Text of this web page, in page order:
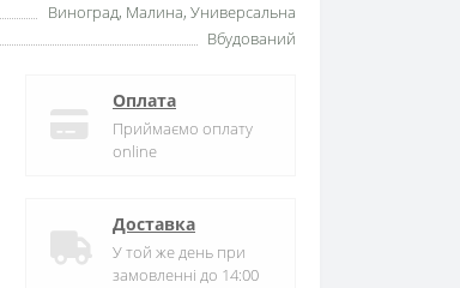
Виноград, Малина, Универсальна
Вбудований
Оплата
Приймаємо оплату
online
Доставка
У той же день при
замовленні до 14:00